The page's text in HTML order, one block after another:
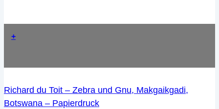
+
Richard du Toit – Zebra und Gnu, Makgaikgadi,
Botswana – Papierdruck